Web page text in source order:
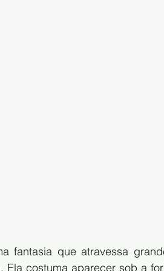
fantasia que atravessa
Ela costuma aparecer sob a